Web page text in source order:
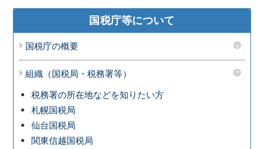
国税庁等について
国税庁の概要
組織（国税局・税務署等）
税務署の所在地などを知りたい方
札幌国税局
仙台国税局
関東信越国税局